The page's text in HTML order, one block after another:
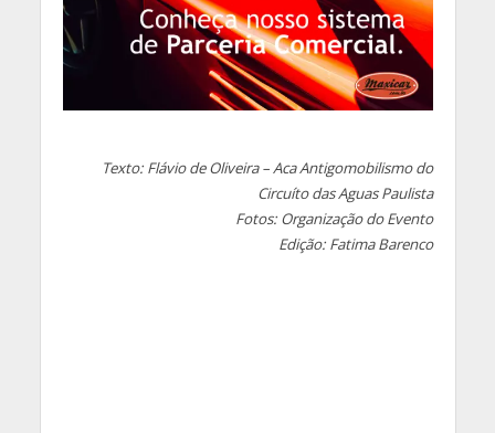
Texto: Flávio de Oliveira – Aca Antigomobilismo do
Circuíto das Aguas Paulista
Fotos: Organização do Evento
Edição: Fatima Barenco